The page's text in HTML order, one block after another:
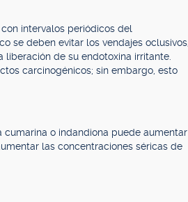
intervalos periódicos del
se deben evitar los vendajes oclusivos,
de su endotoxina irritante.
carcinogénicos; sin embargo, esto
o indandiona puede aumentar
las concentraciones séricas de